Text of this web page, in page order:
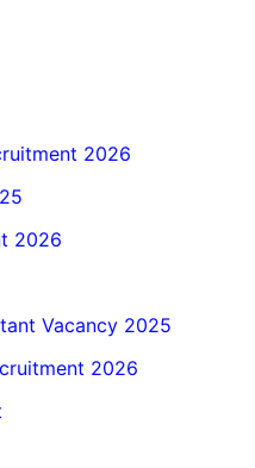
2026
2026
Vacancy 2025
2026